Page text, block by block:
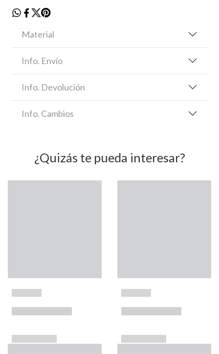
Material
Info. Envío
Info. Devolución
Info. Cambios
¿Quizás te pueda interesar?